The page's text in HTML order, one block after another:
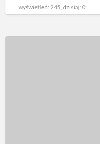
wyświetleń: 245, dzisiaj: 0